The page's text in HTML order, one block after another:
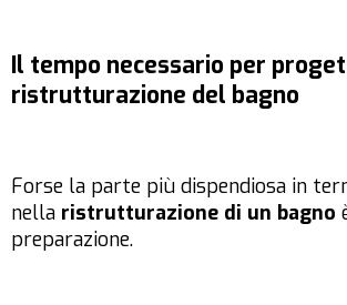
Il tempo necessario per
ristrutturazione del bagno
Forse la parte più dispendiosa in
nella ristrutturazione di un bagno
preparazione.